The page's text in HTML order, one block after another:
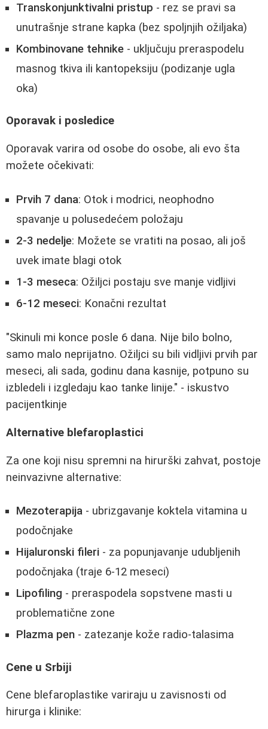
Transkonjunktivalni pristup - rez se pravi sa
unutrašnje strane kapka (bez spoljnjih ožiljaka)
Kombinovane tehnike - uključuju preraspodelu
masnog tkiva ili kantopeksiju (podizanje ugla
oka)
Oporavak i posledice
Oporavak varira od osobe do osobe, ali evo šta
možete očekivati:
Prvih 7 dana: Otok i modrici, neophodno
spavanje u polusedećem položaju
2-3 nedelje: Možete se vratiti na posao, ali još
uvek imate blagi otok
1-3 meseca: Ožiljci postaju sve manje vidljivi
6-12 meseci: Konačni rezultat
"Skinuli mi konce posle 6 dana. Nije bilo bolno,
samo malo neprijatno. Ožiljci su bili vidljivi prvih par
meseci, ali sada, godinu dana kasnije, potpuno su
izbledeli i izgledaju kao tanke linije." - iskustvo
pacijentkinje
Alternative blefaroplastici
Za one koji nisu spremni na hirurški zahvat, postoje
neinvazivne alternative:
Mezoterapija - ubrizgavanje koktela vitamina u
podočnjake
Hijaluronski fileri - za popunjavanje udubljenih
podočnjaka (traje 6-12 meseci)
Lipofiling - preraspodela sopstvene masti u
problematične zone
Plazma pen - zatezanje kože radio-talasima
Cene u Srbiji
Cene blefaroplastike variraju u zavisnosti od
hirurga i klinike: